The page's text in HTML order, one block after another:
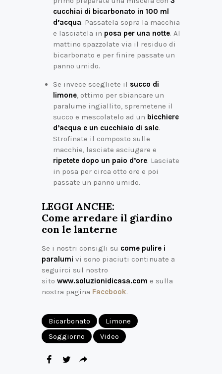
cucchiai di bicarbonato in 100 ml
d’acqua. Passatela sopra la macchia
e lasciatela in posa per una notte. Al
mattino spazzolate via il residuo di
bicarbonato e per finire passate un
panno umido.
Se invece scegliete il succo di
limone, ottimo per sbiancare un
paralume ingiallito, spremetene il
succo e mescolatelo ad un bicchiere
d’acqua e un cucchiaio di sale.
Strofinate il composto sulle
macchie, lasciate asciugare e
ripetete dopo un paio d’ore. Lasciate
in posa per circa otto ore e poi
passate un panno umido.
LEGGI ANCHE:
Come arredare il giardino
con le lanterne
Se i nostri consigli su come pulire i
paralumi vi sono piaciuti continuate a
seguirci sul nostro
sito www.soluzionidicasa.com e sulla
nostra pagina Facebook.
Bicarbonato
Limone
Soggiorno
Video